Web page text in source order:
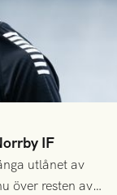
IF
utlånet av
över resten av